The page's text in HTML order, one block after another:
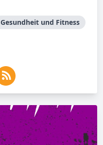
Gesundheit und Fitness